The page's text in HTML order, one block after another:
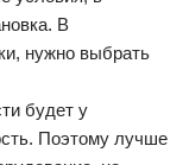
В
нужно выбрать
будет у
Поэтому лучше